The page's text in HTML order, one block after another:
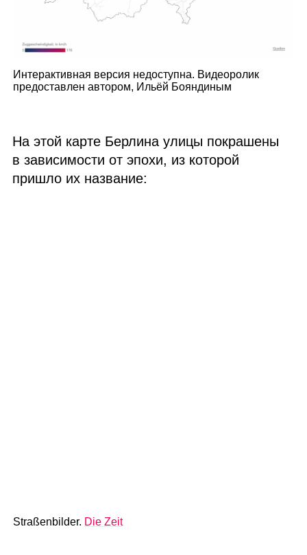
Интерактивная версия недоступна. Видеоролик
предоставлен автором, Ильёй Бояндиным
На этой карте Берлина улицы покрашены
в зависимости от эпохи, из которой
пришло их название:
Straßenbilder. Die Zeit